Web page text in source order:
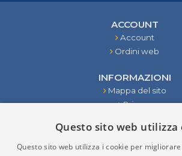
ACCOUNT
Account
Ordini web
INFORMAZIONI
Mappa del sito
Privacy
Contattaci
Questo sito web utilizza
Questo sito web utilizza i cookie per